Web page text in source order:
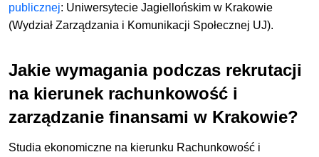
publicznej: Uniwersytecie Jagiellońskim w Krakowie
(Wydział Zarządzania i Komunikacji Społecznej UJ).
Jakie wymagania podczas rekrutacji
na kierunek rachunkowość i
zarządzanie finansami w Krakowie?
Studia ekonomiczne na kierunku Rachunkowość i